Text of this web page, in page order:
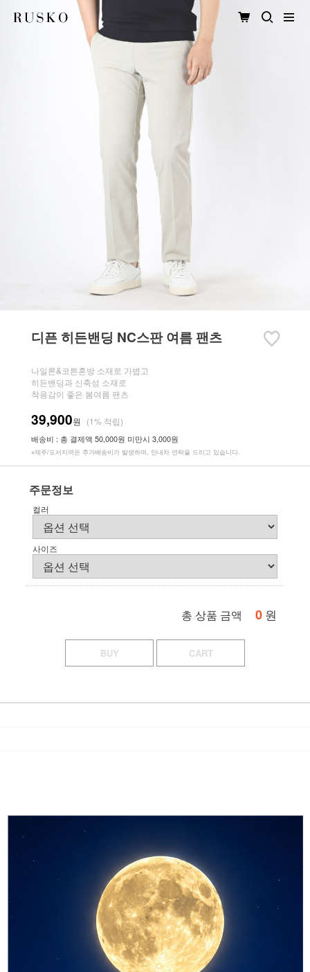
디픈 히든밴딩 NC스판 여름 팬츠
나일론&코튼혼방 소재로 가볍고
히든밴딩과 신축성 소재로
착용감이 좋은 봄여름 팬츠
39,900원 (1% 적립)
배송비 : 총 결제액 50,000원 미만시 3,000원
※제주/도서지역은 추가배송비가 발생하며, 안내차 연락을 드리고 있습니다.
주문정보
컬러
사이즈
총 상품 금액 0 원
BUY CART